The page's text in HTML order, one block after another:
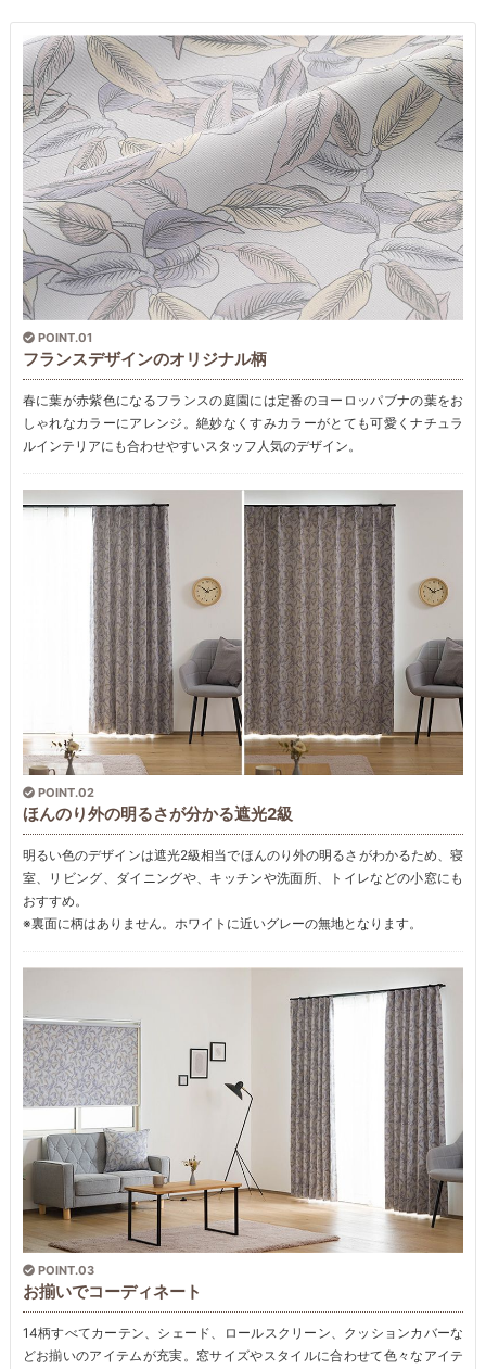
POINT.01
フランスデザインのオリジナル柄
春に葉が赤紫色になるフランスの庭園には定番のヨーロッパブナの葉をお
しゃれなカラーにアレンジ。絶妙なくすみカラーがとても可愛くナチュラ
ルインテリアにも合わせやすいスタッフ人気のデザイン。
POINT.02
ほんのり外の明るさが分かる遮光2級
明るい色のデザインは遮光2級相当でほんのり外の明るさがわかるため、寝
室、リビング、ダイニングや、キッチンや洗面所、トイレなどの小窓にも
おすすめ。
※裏面に柄はありません。ホワイトに近いグレーの無地となります。
POINT.03
お揃いでコーディネート
14柄すべてカーテン、シェード、ロールスクリーン、クッションカバーな
どお揃いのアイテムが充実。窓サイズやスタイルに合わせて色々なアイテ